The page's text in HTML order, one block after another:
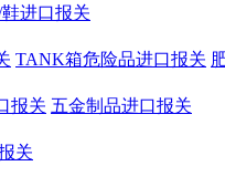
鞋进口报关
TANK箱危险品进口报关
报关 五金制品进口报关
关